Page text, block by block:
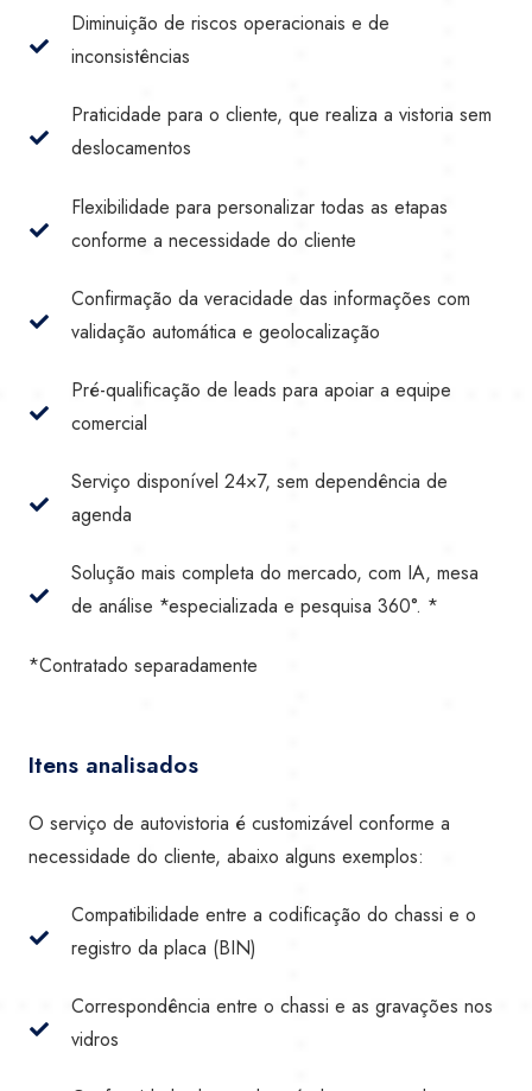
Diminuição de riscos operacionais e de
inconsistências
Praticidade para o cliente, que realiza a vistoria sem
deslocamentos
Flexibilidade para personalizar todas as etapas
conforme a necessidade do cliente
Confirmação da veracidade das informações com
validação automática e geolocalização
Pré-qualificação de leads para apoiar a equipe
comercial
Serviço disponível 24×7, sem dependência de
agenda
Solução mais completa do mercado, com IA, mesa
de análise *especializada e pesquisa 360°. *
*Contratado separadamente
Itens analisados
O serviço de autovistoria é customizável conforme a
necessidade do cliente, abaixo alguns exemplos:
Compatibilidade entre a codificação do chassi e o
registro da placa (BIN)
Correspondência entre o chassi e as gravações nos
vidros